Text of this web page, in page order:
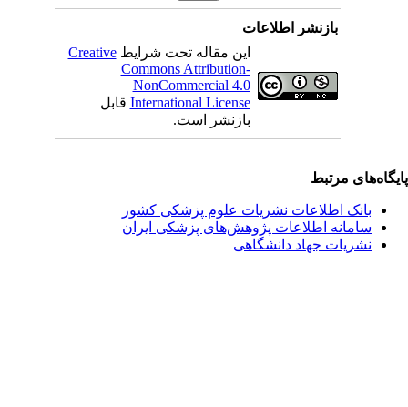
بازنشر اطلاعات
این مقاله تحت شرایطCreative
Commons Attribution-
NonCommercial 4.0
International Licenseقابل
بازنشر است.
مرتبط
بانک اطلاعات نشریات علوم پزشکی کشور
سامانه اطلاعات پژوهش‌های پزشکی ایران
نشریات جهاد دانشگاهی